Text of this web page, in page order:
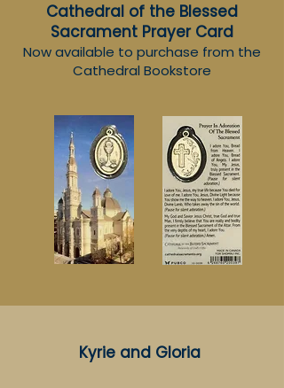
Cathedral of the Blessed
Sacrament Prayer Card
Now available to purchase from the
Cathedral Bookstore
Kyrie and Gloria